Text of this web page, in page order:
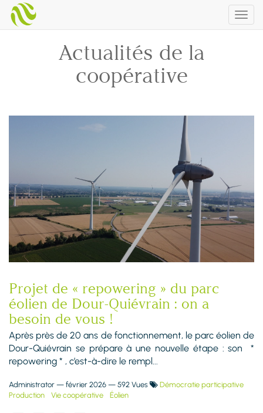
Actualités de la
coopérative
Projet de « repowering » du parc
éolien de Dour-Quiévrain : on a
besoin de vous !
Après près de 20 ans de fonctionnement, le parc éolien de
Dour-Quiévrain se prépare à une nouvelle étape : son *
repowering * , c’est-à-dire le rempl...
Administrator — février 2026 — 592 Vues
Démocratie participative
Production
Vie coopérative Éolien